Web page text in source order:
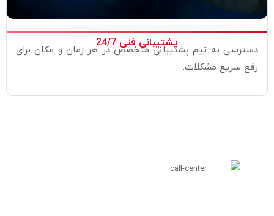
پشتیبانی فنی 24/7
دسترسی به تیم پشتیبانی متخصص در هر زمان و مکان برای
رفع سریع مشکلات.